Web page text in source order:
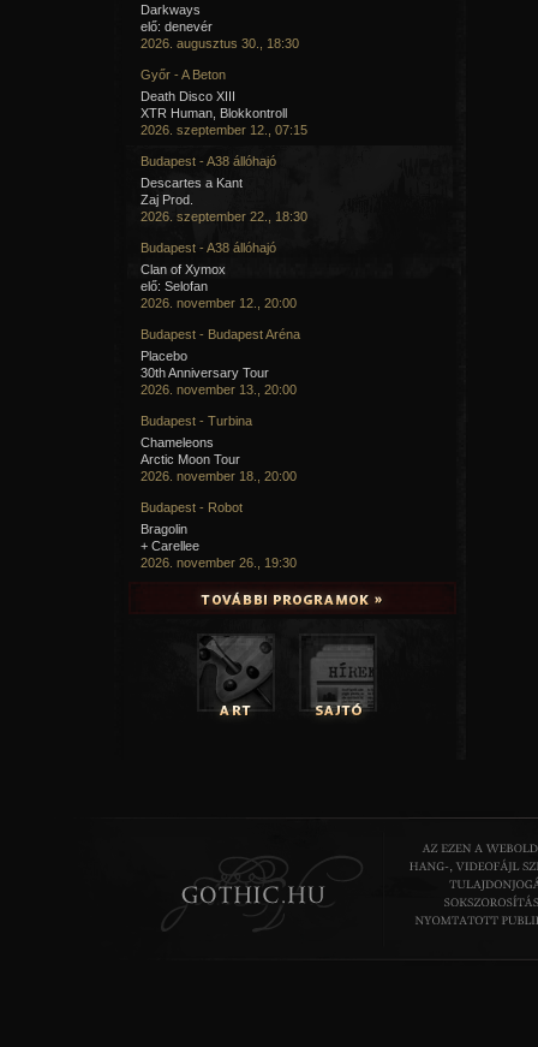
Darkways
elő: denevér
2026. augusztus 30., 18:30
Győr - A Beton
Death Disco XIII
XTR Human, Blokkontroll
2026. szeptember 12., 07:15
Budapest - A38 állóhajó
Descartes a Kant
Zaj Prod.
2026. szeptember 22., 18:30
Budapest - A38 állóhajó
Clan of Xymox
elő: Selofan
2026. november 12., 20:00
Budapest - Budapest Aréna
Placebo
30th Anniversary Tour
2026. november 13., 20:00
Budapest - Turbina
Chameleons
Arctic Moon Tour
2026. november 18., 20:00
Budapest - Robot
Bragolin
+ Carellee
2026. november 26., 19:30